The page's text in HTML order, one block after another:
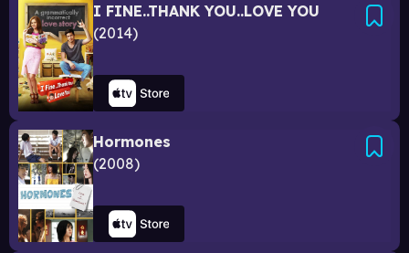
I FINE..THANK YOU..LOVE YOU
2014
Hormones
2008